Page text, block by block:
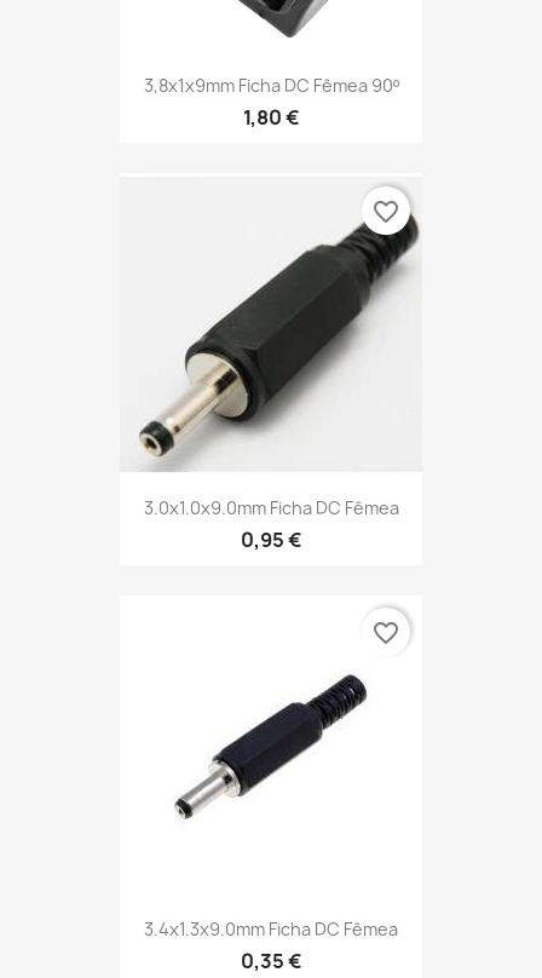
3,8x1x9mm Ficha DC Fêmea 90º
1,80 €
3.0x1.0x9.0mm Ficha DC Fêmea
0,95 €
favorite_border
3.4x1.3x9.0mm Ficha DC Fêmea
0,35 €
favorite_border